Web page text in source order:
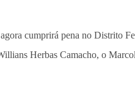
cumprirá pena no Distrito
Herbas Camacho, o